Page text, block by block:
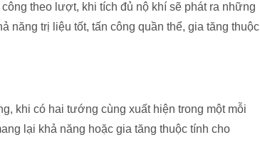
theo lượt, khi tích đủ nộ khí sẽ phát ra những
năng trị liệu tốt, tấn công quần thể, gia tăng thuộc
khi có hai tướng cùng xuất hiện trong một mỗi
lại khả năng hoặc gia tăng thuộc tính cho